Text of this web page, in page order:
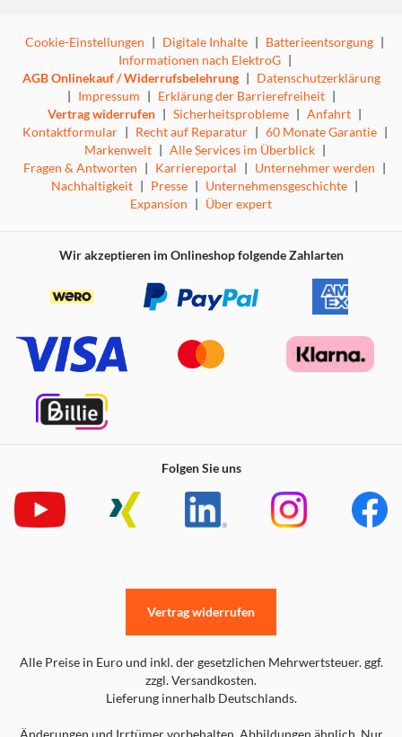
Cookie-Einstellungen | Digitale Inhalte | Batterieentsorgung |
Informationen nach ElektroG |
AGB Onlinekauf / Widerrufsbelehrung | Datenschutzerklärung
| Impressum | Erklärung der Barrierefreiheit |
Vertrag widerrufen | Sicherheitsprobleme | Anfahrt |
Kontaktformular | Recht auf Reparatur | 60 Monate Garantie |
Markenwelt | Alle Services im Überblick |
Fragen & Antworten | Karriereportal | Unternehmer werden |
Nachhaltigkeit | Presse | Unternehmensgeschichte |
Expansion | Über expert
Wir akzeptieren im Onlineshop folgende Zahlarten
Folgen Sie uns
Alle Preise in Euro und inkl. der gesetzlichen Mehrwertsteuer. ggf.
zzgl. Versandkosten.
Lieferung innerhalb Deutschlands.
Änderungen und Irrtümer vorbehalten. Abbildungen ähnlich. Nur
Vertrag widerrufen